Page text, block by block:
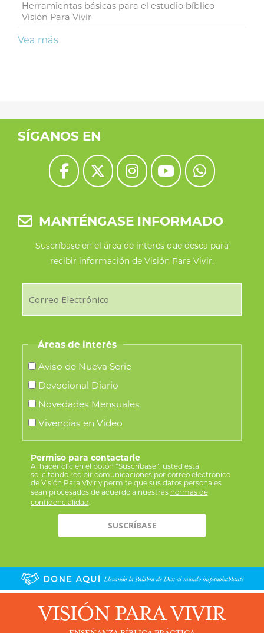
Herramientas básicas para el estudio bíblico
Visión Para Vivir
Vea más
SÍGANOS EN
MANTÉNGASE INFORMADO
Suscríbase en el área de interés que desea para
recibir información de Visión Para Vivir.
Áreas de interés
Aviso de Nueva Serie
Devocional Diario
Novedades Mensuales
Vivencias en Video
Permiso para contactarle
Al hacer clic en el botón “Suscríbase”, usted está
solicitando recibir comunicaciones por correo electrónico
de Visión Para Vivir y permite que sus datos personales
sean procesados de acuerdo a nuestras normas de
confidencialidad.
VISIÓN PARA VIVIR